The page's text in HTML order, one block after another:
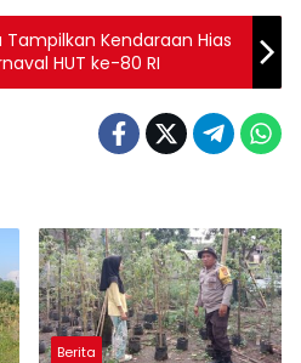
Tampilkan Kendaraan Hias
HUT ke-80 RI
Berita